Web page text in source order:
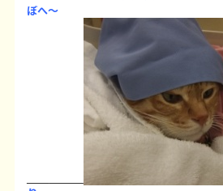
ぼへ～